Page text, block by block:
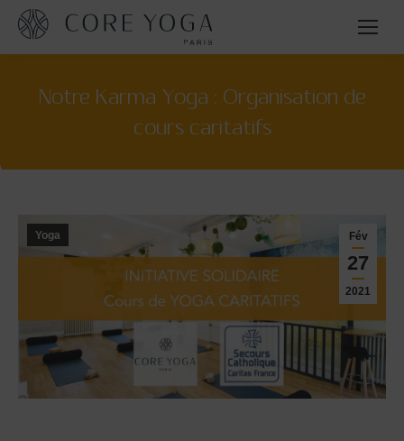
Notre Karma Yoga : Organisation de
cours caritatifs
Fév
27
2021
Yoga